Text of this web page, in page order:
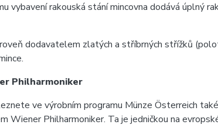
vybavení rakouská stání mincovna dodává úplný
dodavatelem zlatých a stříbrných střížků
Philharmoniker
ve výrobním programu Münze Österreich
Wiener Philharmoniker. Ta je jedničkou na